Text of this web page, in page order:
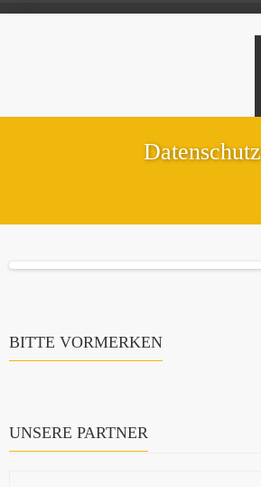
Datenschutz
BITTE VORMERKEN
UNSERE PARTNER